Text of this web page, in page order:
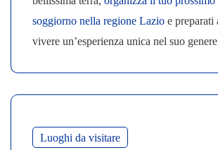
soggiorno nella regione Lazio e preparati
vivere un’esperienza unica nel suo
Luoghi da visitare